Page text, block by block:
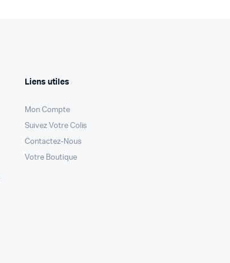
Liens utiles
Mon Compte
Suivez Votre Colis
Contactez-Nous
Votre Boutique